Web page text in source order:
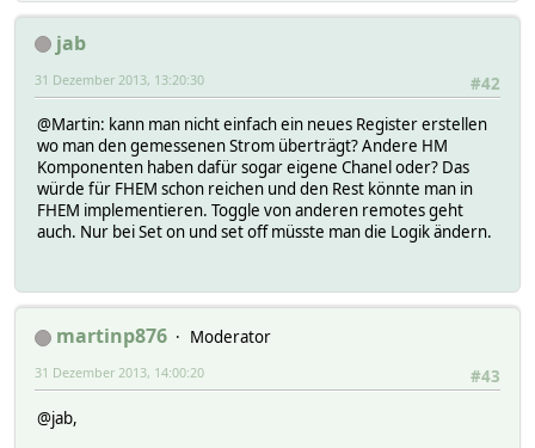
jab
#42
31 Dezember 2013, 13:20:30
@Martin: kann man nicht einfach ein neues Register erstellen
wo man den gemessenen Strom überträgt? Andere HM
Komponenten haben dafür sogar eigene Chanel oder? Das
würde für FHEM schon reichen und den Rest könnte man in
FHEM implementieren. Toggle von anderen remotes geht
auch. Nur bei Set on und set off müsste man die Logik ändern.
martinp876
Moderator
#43
31 Dezember 2013, 14:00:20
@jab,